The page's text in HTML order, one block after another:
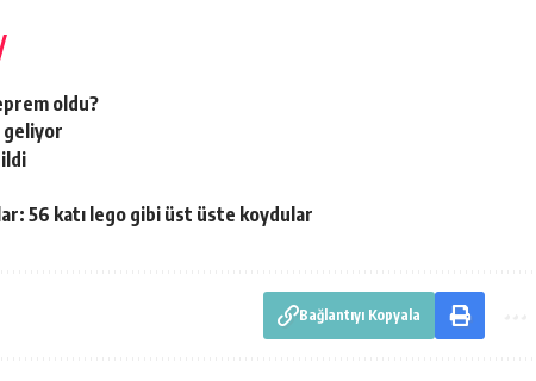
oldu?
geliyor
56 katı lego gibi üst üste koydular
Bağlantıyı Kopyala